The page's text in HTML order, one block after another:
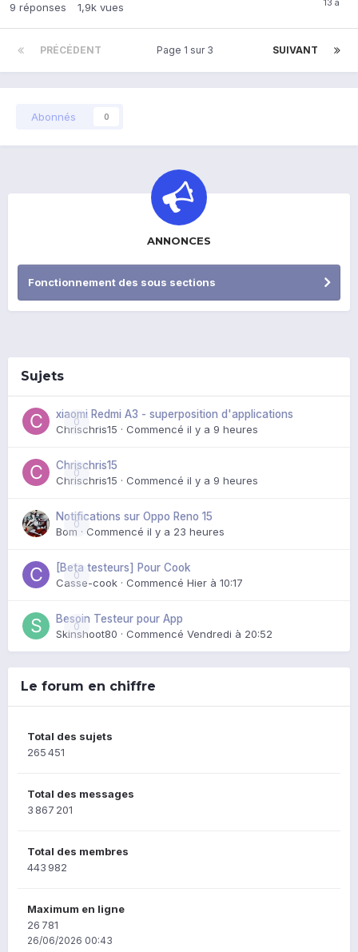
9 réponses 1,9k vues
PRÉCÉDENT SUIVANT
Page 1 sur 3
Abonnés 0
ANNONCES
Fonctionnement des sous sections
Sujets
0
xiaomi Redmi A3 - superposition d'applications
Chrischris15 · Commencé il y a 9 heures
0
Chrischris15
Chrischris15 · Commencé il y a 9 heures
0
Notifications sur Oppo Reno 15
Bom · Commencé il y a 23 heures
0
[Beta testeurs] Pour Cook
Casse-cook · Commencé Hier à 10:17
0
Besoin Testeur pour App
Skinshoot80 · Commencé Vendredi à 20:52
Le forum en chiffre
Total des sujets
265 451
Total des messages
3 867 201
Total des membres
443 982
Maximum en ligne
26 781
26/06/2026 00:43